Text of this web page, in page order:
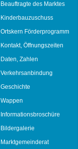
Beauftragte des Marktes
Kinderbauzuschuss
Ortskern Förderprogramm
Kontakt, Öffnungszeiten
Daten, Zahlen
Verkehrsanbindung
Geschichte
Wappen
Informationsbroschüre
Bildergalerie
Marktgemeinderat